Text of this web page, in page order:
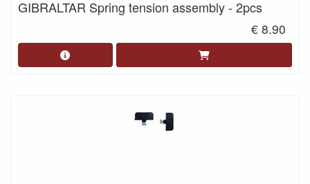
GIBRALTAR Spring tension assembly - 2pcs
€ 8.90